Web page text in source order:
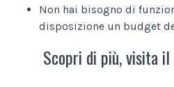
Non hai bisogno di
disposizione un budget
Scopri di più, visita